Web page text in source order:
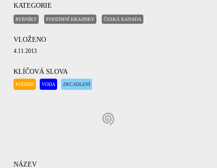
KATEGORIE
RYBNÍKY PODZIMNÍ KRAJINKY ČESKÁ KANADA
VLOŽENO
4.11.2013
KLÍČOVÁ SLOVA
PODZIM VODA ZRCADLENÍ
NÁZEV